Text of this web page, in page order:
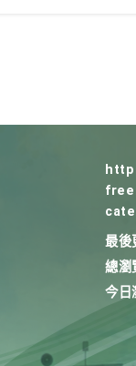
最後
總瀏
今日